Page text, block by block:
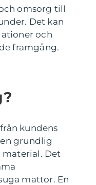
omsorg till
Det kan
och
framgång.
kundens
grundlig
material. Det
mattor. En